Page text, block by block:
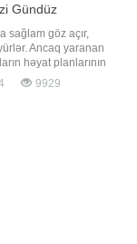
Gündüz
sağlam göz açır,
Ancaq yaranan
həyat planlarının
üzərindən xətt
Vətəni düşməndən
9929